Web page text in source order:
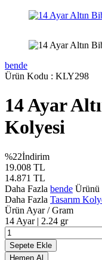
bende
Ürün Kodu : KLY298
14 Ayar
Kolyesi
%22İndirim
19.008 TL
14.871 TL
Daha Fazla bende Ürünü
Daha Fazla Tasarım
Ürün Ayar / Gram
14 Ayar | 2.24 gr
Sepete Ekle
Hemen Al